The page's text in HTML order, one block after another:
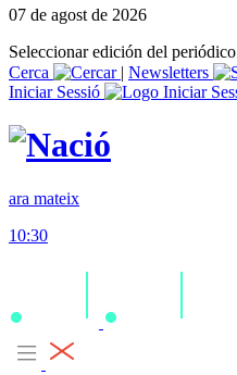
07 de agost de 2026
Seleccionar edición del periódico
Cerca
| Newsletters
Iniciar Sessió
ara mateix
10:30